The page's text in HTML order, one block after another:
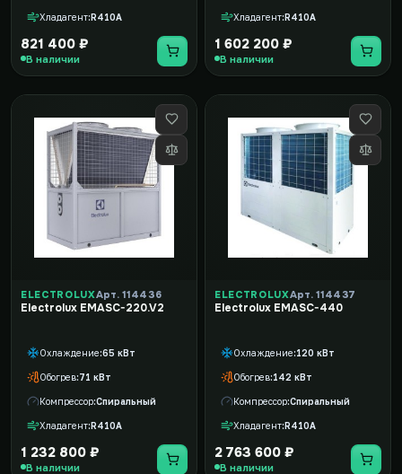
Хладагент R410A
821 400 ₽
В наличии
Хладагент R410A
1 602 200 ₽
В наличии
ELECTROLUXАрт. 114436
Electrolux EMASC-220.V2
Охлаждение 65 кВт
Обогрев 71 кВт
Компрессор Спиральный
Хладагент R410A
1 232 800 ₽
В наличии
ELECTROLUXАрт. 114437
Electrolux EMASC-440
Охлаждение 120 кВт
Обогрев 142 кВт
Компрессор Спиральный
Хладагент R410A
2 763 600 ₽
В наличии